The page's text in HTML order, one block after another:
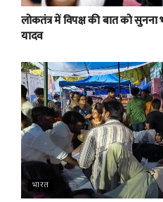
लोकतंत्र में विपक्ष की बात को
यादव
भारत